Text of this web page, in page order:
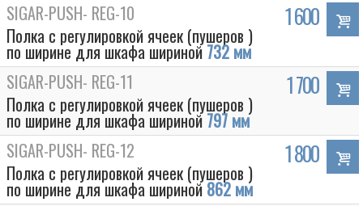
SIGAR-PUSH- REG-10
Полка с регулировкой ячеек (пушеров )
по ширине для шкафа шириной732 мм
1 600
SIGAR-PUSH- REG-11
Полка с регулировкой ячеек (пушеров )
по ширине для шкафа шириной797 мм
1 700
SIGAR-PUSH- REG-12
Полка с регулировкой ячеек (пушеров )
по ширине для шкафа шириной862 мм
1 800